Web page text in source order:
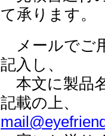
て承ります。
メールでご
記入し、
本文に製品
記載の上、